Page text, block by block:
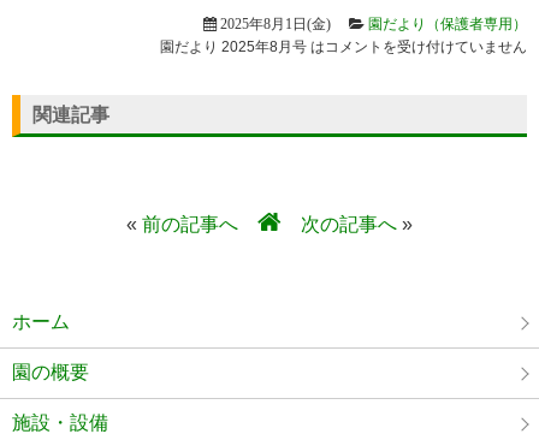
2025年8月1日(金) 園だより（保護者専用）
園だより 2025年8月号 はコメントを受け付けていません
関連記事
« 前の記事へ 次の記事へ »
ホーム
園の概要
施設・設備